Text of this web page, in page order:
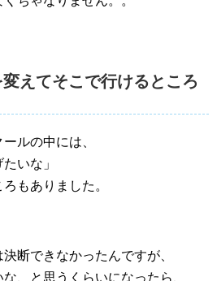
えてそこで行けるところ
ルの中には、
いな」
もありました。
断できなかったんですが、
、と思うくらいになったら、